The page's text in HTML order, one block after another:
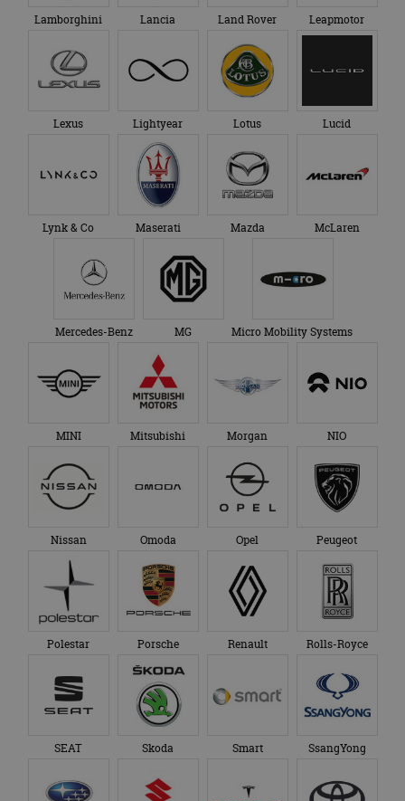
Lamborghini Lancia Land Rover Leapmotor
Lexus Lightyear Lotus Lucid
Lynk & Co Maserati Mazda McLaren
Mercedes-Benz MG Micro Mobility Systems
MINI Mitsubishi Morgan NIO
Nissan Omoda Opel Peugeot
Polestar Porsche Renault Rolls-Royce
SEAT Skoda Smart SsangYong